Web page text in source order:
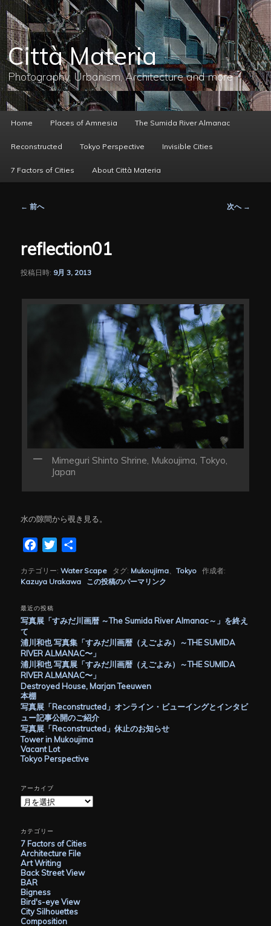
メ
イ
ン
コ
ン
テ
ン
へ
移
動
Città Materia
Photography, Urbanism, Architecture and more
ー
Home Places of Amnesia The Sumida River Almanac
Reconstructed Tokyo Perspective Invisible Cities
7 Factors of Cities About Città Materia
ゲ
シ
ン
← 前へ 次へ →
reflection01
投稿日時: 9月 3, 2013
Mimeguri Shinto Shrine, Mukoujima, Tokyo,
Japan
水の隙間から覗き見る。
FacebookTwitter
カテゴリー:Water Scape タグ: Mukoujima、Tokyo 作成者:
Kazuya Urakawa
この投稿のパーマリンク
最近の投稿
写真展「すみだ川画暦 ～The Sumida River Almanac～」を終え
て
浦川和也 写真集「すみだ川画暦（えごよみ）～THE SUMIDA
RIVER ALMANAC〜」
浦川和也 写真展「すみだ川画暦（えごよみ）～THE SUMIDA
RIVER ALMANAC〜」
Destroyed House, Marjan Teeuwen
本棚
写真展「Reconstructed」オンライン・ビューイングとインタビ
ュー記事公開のご紹介
写真展「Reconstructed」休止のお知らせ
Tower in Mukoujima
Vacant Lot
Tokyo Perspective
アーカイブ
ア
ー
イ
ブ
カテゴリー
7 Factors of Cities
Architecture File
Art Writing
Back Street View
BAR
Bigness
Bird's-eye View
City Silhouettes
Composition